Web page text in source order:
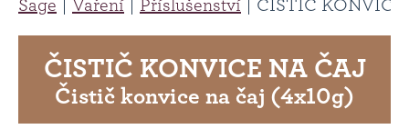
Sage Vaření Příslušenství ČISTIČ
ČISTIČ KONVICE NA ČAJ
Čistič konvice na čaj (4x10g)